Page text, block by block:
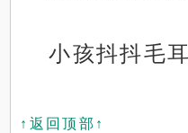
小孩抖抖毛
↑返回顶部↑